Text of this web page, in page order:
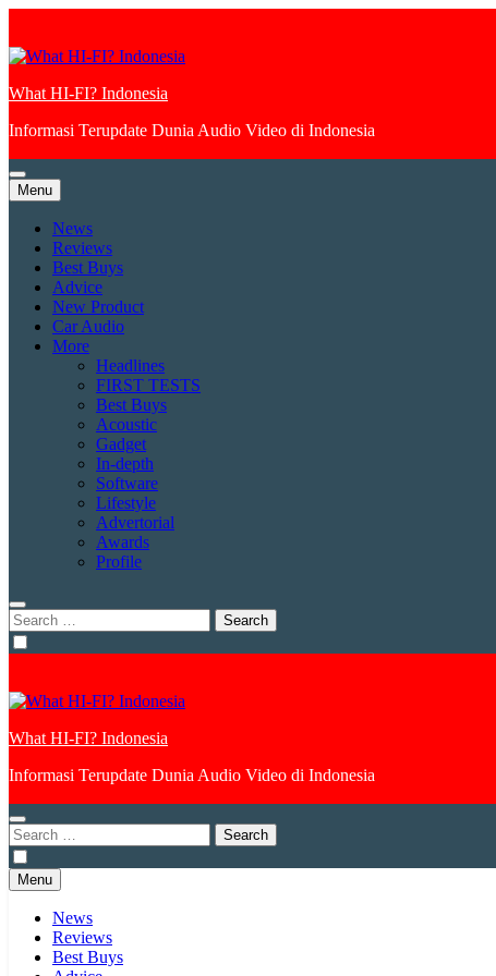
content
What HI-FI? Indonesia
Informasi Terupdate Dunia Audio Video di Indonesia
Menu
News
Reviews
Best Buys
Advice
New Product
Car Audio
More
Headlines
FIRST TESTS
Best Buys
Acoustic
Gadget
In-depth
Software
Lifestyle
Advertorial
Awards
Profile
Search
for:
What HI-FI? Indonesia
Informasi Terupdate Dunia Audio Video di Indonesia
Search
for:
Menu
News
Reviews
Best Buys